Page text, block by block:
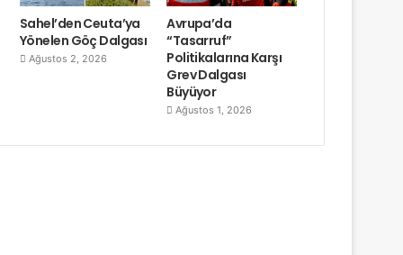
Sahel’den Ceuta’ya
Yönelen Göç Dalgası
Ağustos 2, 2026
Avrupa’da
“Tasarruf”
Politikalarına Karşı
Grev Dalgası
Büyüyor
Ağustos 1, 2026